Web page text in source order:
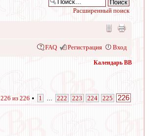
Расширенный поиск
FAQ Регистрация Вход
Календарь ВВ
226 из 226 • 1 222 223 224 225 226